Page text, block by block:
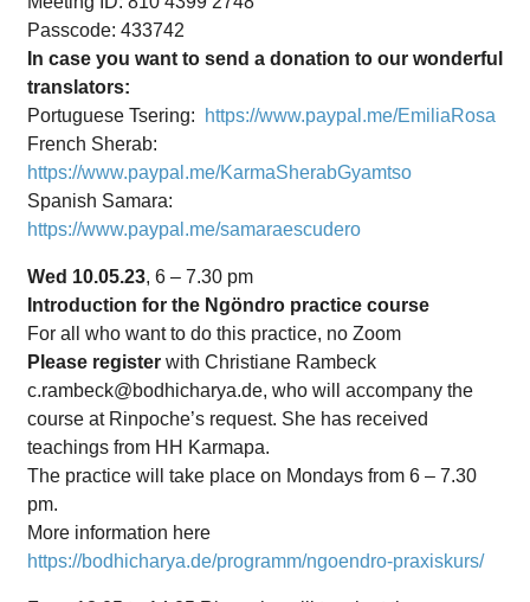
Passcode: 433742
In case you want to send a donation to our wonderful
translators:
Portuguese Tsering:
https://www.paypal.me/EmiliaRosa
French Sherab:
https://www.paypal.me/KarmaSherabGyamtso
Spanish Samara:
https://www.paypal.me/samaraescudero
Wed 10.05.23, 6 – 7.30 pm
Introduction for the Ngöndro practice course
For all who want to do this practice, no Zoom
Please register with Christiane Rambeck
c.rambeck@bodhicharya.de, who will accompany the
course at Rinpoche’s request. She has received
teachings from HH Karmapa.
The practice will take place on Mondays from 6 – 7.30
pm.
More information here
https://bodhicharya.de/programm/ngoendro-praxiskurs/